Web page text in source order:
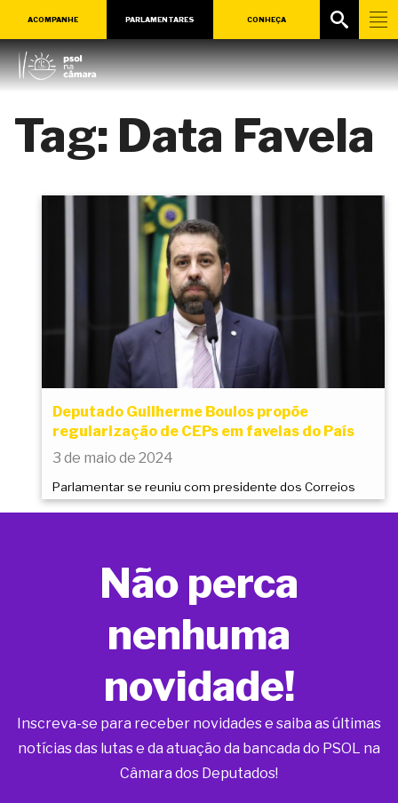
ACOMPANHE PARLAMENTARES CONHEÇA
Tag: Data Favela
Deputado Guilherme Boulos propõe
regularização de CEPs em favelas do País
3 de maio de 2024
Parlamentar se reuniu com presidente dos Correios
Não perca
nenhuma
novidade!
Inscreva-se para receber novidades e saiba as últimas
notícias das lutas e da atuação da bancada do PSOL na
Câmara dos Deputados!